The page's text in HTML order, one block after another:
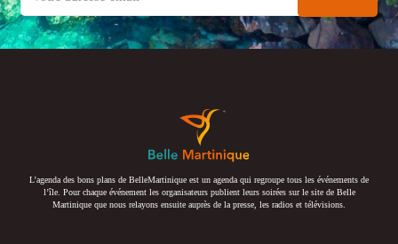
L’agenda des bons plans de BelleMartinique est un agenda qui regroupe tous les événements de
l’île. Pour chaque événement les organisateurs publient leurs soirées sur le site de Belle
Martinique que nous relayons ensuite auprès de la presse, les radios et télévisions.